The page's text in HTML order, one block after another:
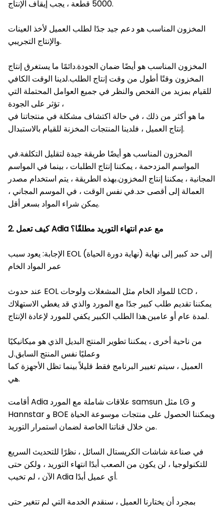
5000 قطعة ، يجب إيقاف الإنتاج.
المخزون المناسب هو دعم جيد جدًا لطلب العميل لأخذ العينات
والإنتاج التجريبي.
المخزون المناسب هو أيضًا ضمان الجودة.دائمًا ما يستغرق إنتاج
المخزون وقتًا أطول من وقت إنتاج الطلب.لدينا الوقت الكافي
للقيام بمزيد من الفحص والنظر في جميع العوامل المحتملة التي
تؤثر على الجودة ،
ما هو أكثر من ذلك ، في حالة اكتشاف مشكلة في منتجاتنا في
إنتاج العميل ، فلدينا المنتجات المخزنة للقيام بالاستبدال.
المخزون المناسب هو أيضًا طريقة جيدة لتقليل التكلفة.في
المواسم المزدحمة ، يمكننا إنتاج الطلبات ، بينما في المواسم
المجانية ، يمكننا إنتاج المخزون.بهذه الطريقة ، يتم استخدام مصدر
العمالة إلى أقصى حد.في نفس الوقت ، في الموسم المجاني ،
يمكن شراء المواد بسعر أقل.
2. كيف تعمل Adia مع عدم انتهاء التوريد مطلقًا؟
الإجابة: يعود سبب EOL (نهاية دورة الحياة) إلى حد كبير إلى نهاية
عمر المواد الخام
عند حدوث EOL للمواد الخام مثل المشغلات ولوحات LCD ،
يمكننا تقديم طلب كبير جدًا مع المورد والذي قد يغطي الاستهلاك
لمدة عام أو عامين.هذا الطلب الكبير يكفي للمورد لإعادة الإنتاج.
من ناحية أخرى ، يمكننا تطوير المنتج البديل الذي هو ميكانيكيًا
وعمليًا نفس المنتج السابق.ل
العميل ، سيتم تغيير البرنامج فقط قليلاً بينما تظل الأجهزة كما
هي.
أقامت Adia علاقات شاملة مع المورد samsun مثل LG و
Hannstar و BOE ويمكننا الحصول على منتجات موسوعة الحياة
من خلال قناتنا الخاصة لضمان استمرار التوريد.
في صناعة شاشات الكريستال السائل ، نظرًا للتحديث السريع
للتكنولوجيا ، لن يكون من الصعب أبدًا انتهاء التوريد ، ولكن حتى
الآن ، لم تخيب Adia أي عميل أبدًا.
بمجرد أن يختارنا العميل ، سنقدم الخدمة التي لم تتغير حتى